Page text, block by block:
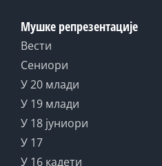
Мушке репрезентације
Вести
Сениори
У 20 млади
У 19 млади
У 18 јуниори
У 17
У 16 кадети